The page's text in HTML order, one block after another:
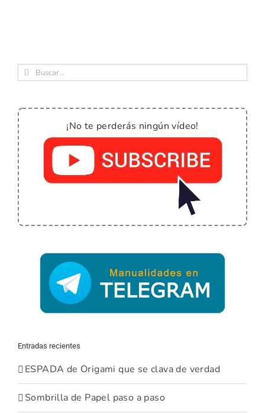
Buscar:
¡No te perderás ningún vídeo!
Entradas recientes
ESPADA de Origami que se clava de verdad
Sombrilla de Papel paso a paso